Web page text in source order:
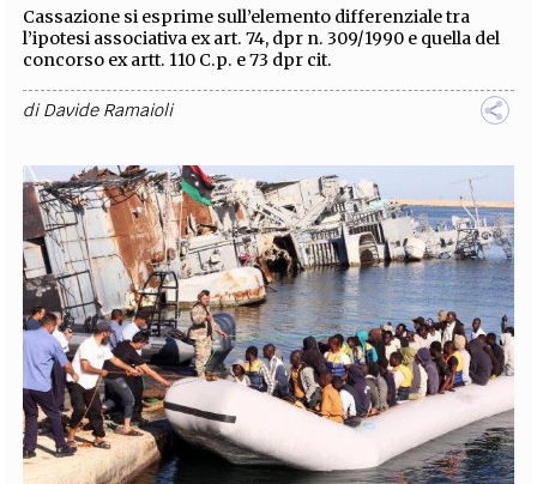
Cassazione si esprime sull’elemento differenziale tra
l’ipotesi associativa ex art. 74, dpr n. 309/1990 e quella del
concorso ex artt. 110 C.p. e 73 dpr cit.
diDavide Ramaioli